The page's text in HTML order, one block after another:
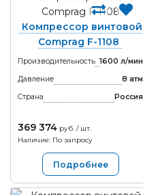
Компрессор винтовой
Comprag F-1108
Производительность 1600 л/мин
Давление
8 атм
Страна
Россия
369 374 руб. / шт.
Наличие: По запросу
Подробнее